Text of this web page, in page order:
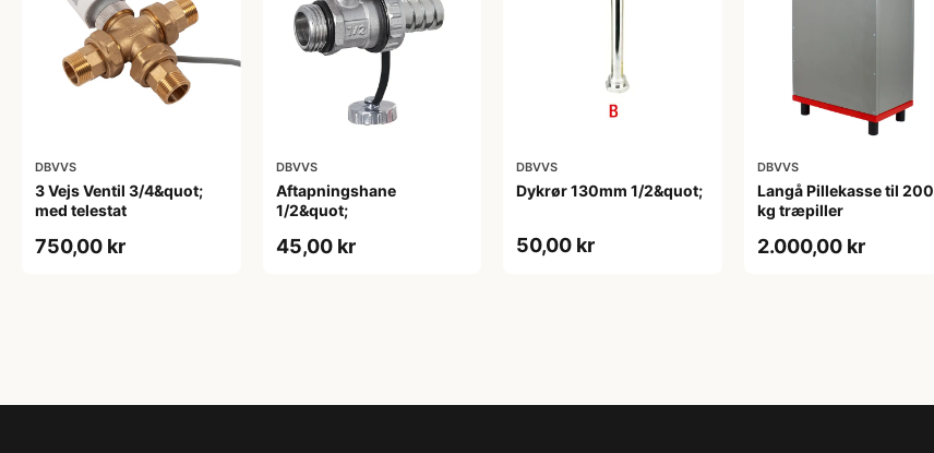
DBVVS
3 Vejs Ventil 3/4&quot;
med telestat
750,00 kr
DBVVS
Aftapningshane
1/2&quot;
45,00 kr
DBVVS
Dykrør 130mm 1/2&quot;
50,00 kr
DBVVS
Langå Pillekasse til 200
kg træpiller
2.000,00 kr